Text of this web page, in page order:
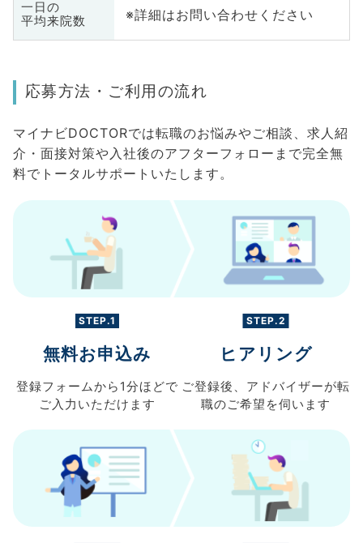
一日の
平均来院数
※詳細はお問い合わせください
応募方法・ご利用の流れ
マイナビDOCTORでは転職のお悩みやご相談、求人紹
介・面接対策や入社後のアフターフォローまで完全無
料でトータルサポートいたします。
STEP.1
無料お申込み
登録フォームから 1分ほどで
ご入力 いただけます
STEP.2
ヒアリング
ご登録後、 アドバイザーが転
職のご希望を伺います